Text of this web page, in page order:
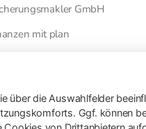
GmbH
mit plan
5953606)
über die Auswahlfelder
Ggf. können